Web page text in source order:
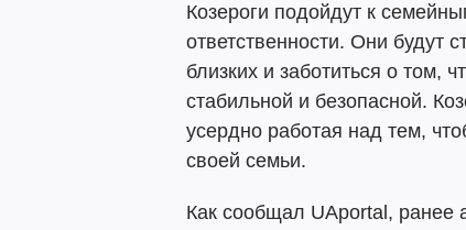
Козероги подойдут к
ответственности. Они будут
близких и заботиться о том,
стабильной и безопасной.
усердно работая над тем,
своей семьи.
Как сообщал UAportal, ранее